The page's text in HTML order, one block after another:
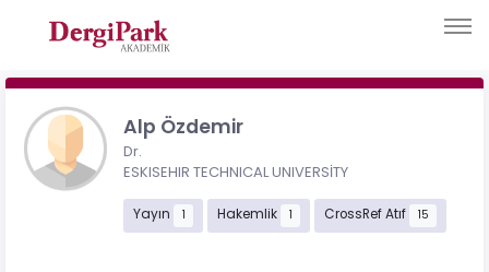
Alp Özdemir
Dr.
ESKISEHIR TECHNICAL UNIVERSİTY
Yayın 1 Hakemlik 1 CrossRef Atıf 15